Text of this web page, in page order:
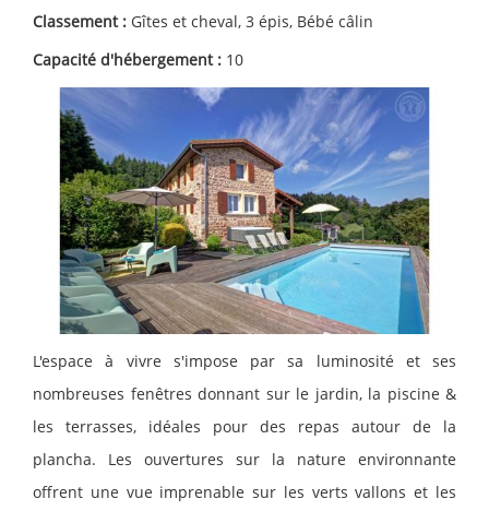
Classement : Gîtes et cheval, 3 épis, Bébé câlin
Capacité d'hébergement : 10
L'espace à vivre s'impose par sa luminosité et ses
nombreuses fenêtres donnant sur le jardin, la piscine &
les terrasses, idéales pour des repas autour de la
plancha. Les ouvertures sur la nature environnante
offrent une vue imprenable sur les verts vallons et les